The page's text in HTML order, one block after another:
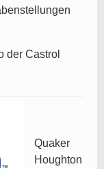
der Castrol
Quaker
Houghton